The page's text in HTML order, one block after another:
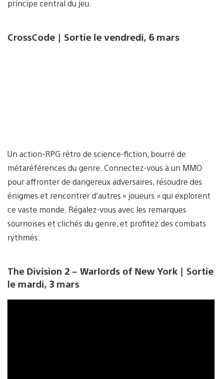
principe central du jeu.
CrossCode | Sortie le vendredi, 6 mars
Un action-RPG rétro de science-fiction, bourré de
métaréférences du genre. Connectez-vous à un MMO
pour affronter de dangereux adversaires, résoudre des
énigmes et rencontrer d’autres « joueurs » qui explorent
ce vaste monde. Régalez-vous avec les remarques
sournoises et clichés du genre, et profitez des combats
rythmés.
The Division 2 – Warlords of New York | Sortie
le mardi, 3 mars